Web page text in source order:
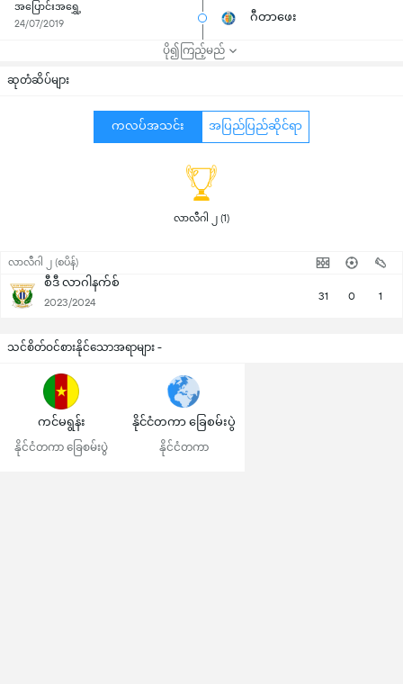
အပြောင်းအရွှေ့
24/07/2019
ဂီတာဖေး
ပို၍ကြည့်မည်
ဆုတံဆိပ်များ
ကလပ်အသင်း အပြည်ပြည်ဆိုင်ရာ
လာလီဂါ ၂ (စပိန်)
စီဒီ လာဂါနက်စ်
2023/2024 31 0 1
သင်စိတ်ဝင်စားနိုင်သောအရာများ -
ကင်မရွန်း
နိုင်ငံတကာ ခြေစမ်းပွဲ
နိုင်ငံတကာ ခြေစမ်းပွဲ
နိုင်ငံတကာ